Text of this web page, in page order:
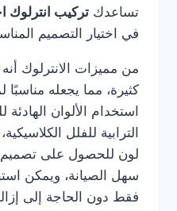
تساعدك تركيب
في اختيار التصميم
من مميزات الانترلوك
كثيرة، مما يجعله
استخدام الألوان الهادئة
الترابية للفلل
لون للحصول على تصميم
سهل الصيانة، ويمكن
فقط دون الحاجة إلى